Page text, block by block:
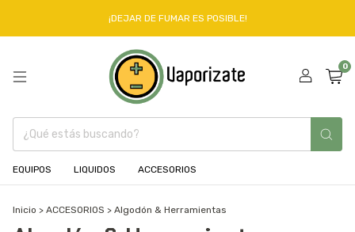
¡DEJAR DE FUMAR ES POSIBLE!
0
EQUIPOS LIQUIDOS ACCESORIOS
Inicio > ACCESORIOS > Algodón & Herramientas